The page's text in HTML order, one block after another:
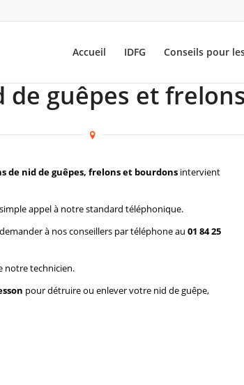
Accueil IDFG Conseils pour
guêpes et
de nid de guêpes, frelons et bourdons intervient
appel à notre standard téléphonique.
à nos conseillers par téléphone au 01 84 25
notre technicien.
pour détruire ou enlever votre nid de guêpe,